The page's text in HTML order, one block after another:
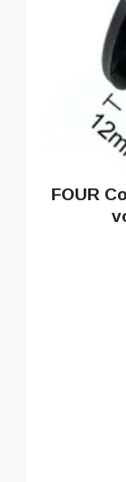
FOUR